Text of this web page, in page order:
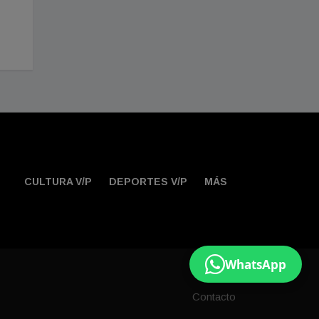
WhatsApp
CULTURA V/P DEPORTES V/P MÁS
Contacto